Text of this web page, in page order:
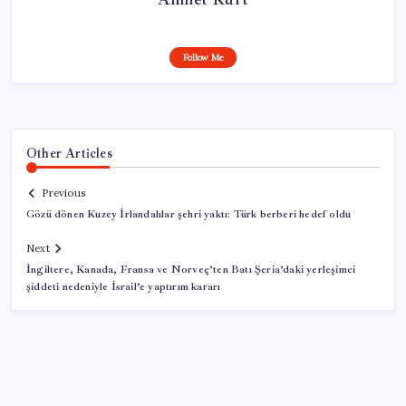
Follow Me
Other Articles
Previous
Gözü dönen Kuzey İrlandalılar şehri yaktı: Türk berberi hedef oldu
Next
İngiltere, Kanada, Fransa ve Norveç’ten Batı Şeria’daki yerleşimci
şiddeti nedeniyle İsrail’e yaptırım kararı